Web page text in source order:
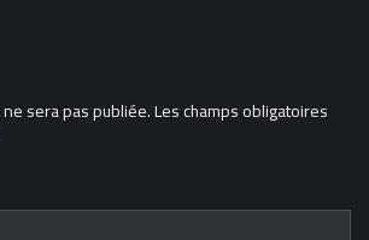
sera pas publiée.Les champs obligatoires